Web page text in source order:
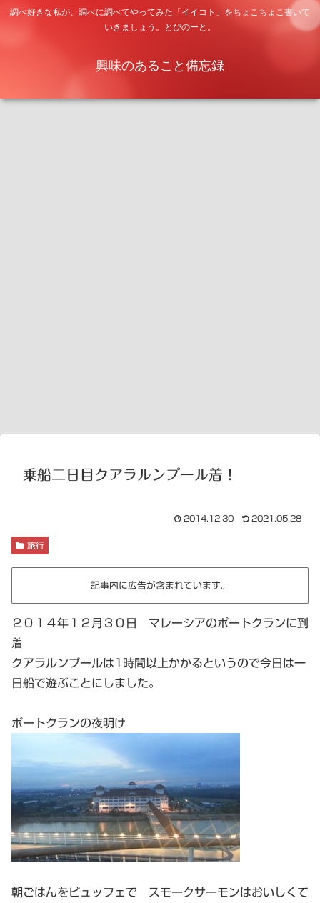
調べ好きな私が、調べに調べてやってみた「イイコト」をちょこちょこ書いて
いきましょう。とびのーと。
興味のあること備忘録
乗船二日目クアラルンプール着！
2014.12.30 2021.05.28
旅行
記事内に広告が含まれています。
２０１４年１２月３０日 マレーシアのポートクランに到
着
クアラルンプールは1時間以上かかるというので今日は一
日船で遊ぶことにしました。
ポートクランの夜明け
朝ごはんをビュッフェで スモークサーモンはおいしくて